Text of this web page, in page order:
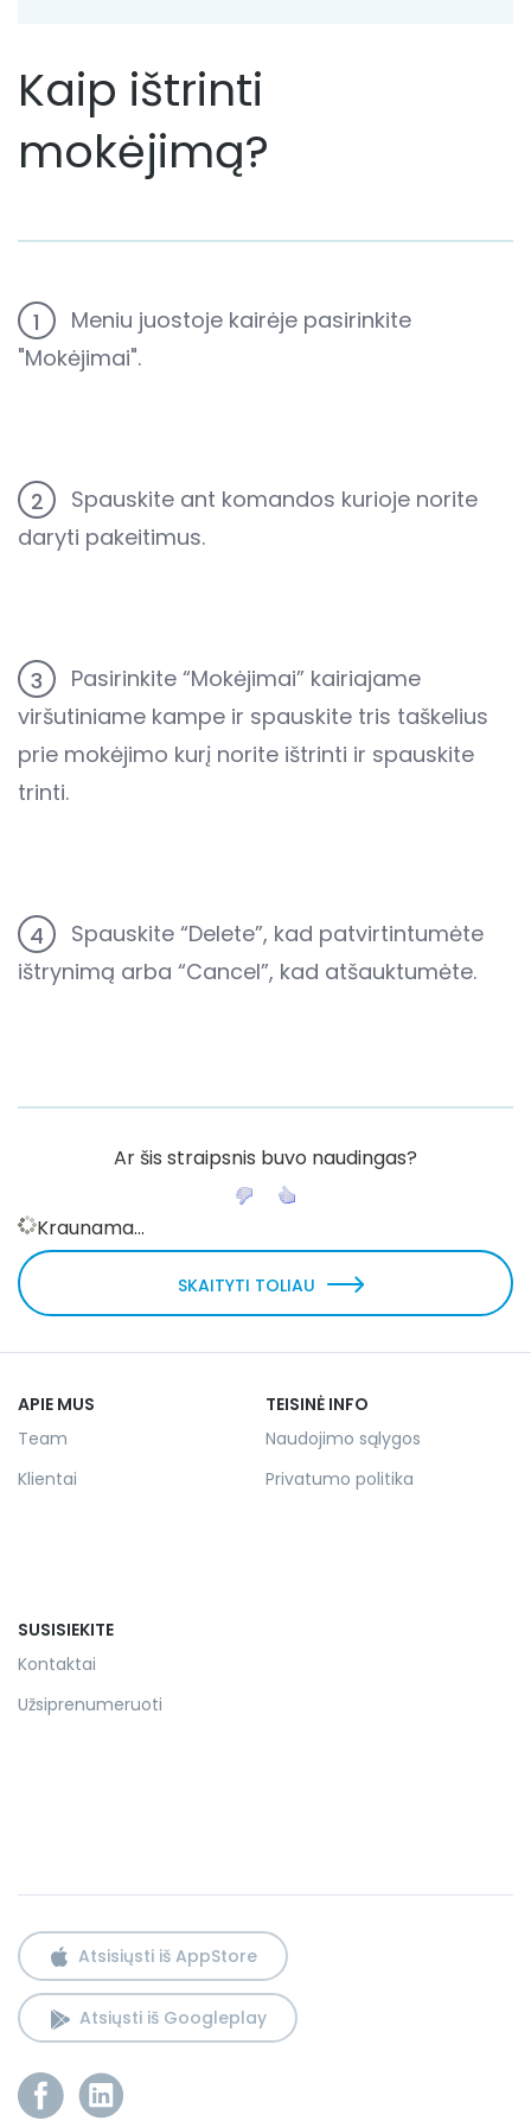
Kaip ištrinti
mokėjimą?
1
Meniu juostoje kairėje pasirinkite
"Mokėjimai".
2
Spauskite ant komandos kurioje norite
daryti pakeitimus.
3
Pasirinkite “Mokėjimai” kairiajame
viršutiniame kampe ir spauskite tris taškelius
prie mokėjimo kurį norite ištrinti ir spauskite
trinti.
4
Spauskite “Delete”, kad patvirtintumėte
ištrynimą arba “Cancel”, kad atšauktumėte.
Ar šis straipsnis buvo naudingas?
Kraunama...
SKAITYTI TOLIAU
APIE MUS
Team
Klientai
TEISINĖ INFO
Naudojimo sąlygos
Privatumo politika
SUSISIEKITE
Kontaktai
Užsiprenumeruoti
Atsisiųsti iš AppStore
Atsiųsti iš Googleplay